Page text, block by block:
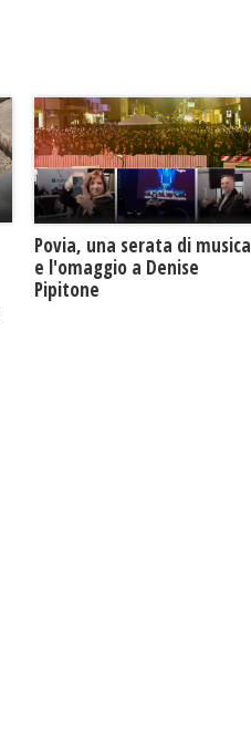
Povia, una serata di musica
e l'omaggio a Denise
Pipitone